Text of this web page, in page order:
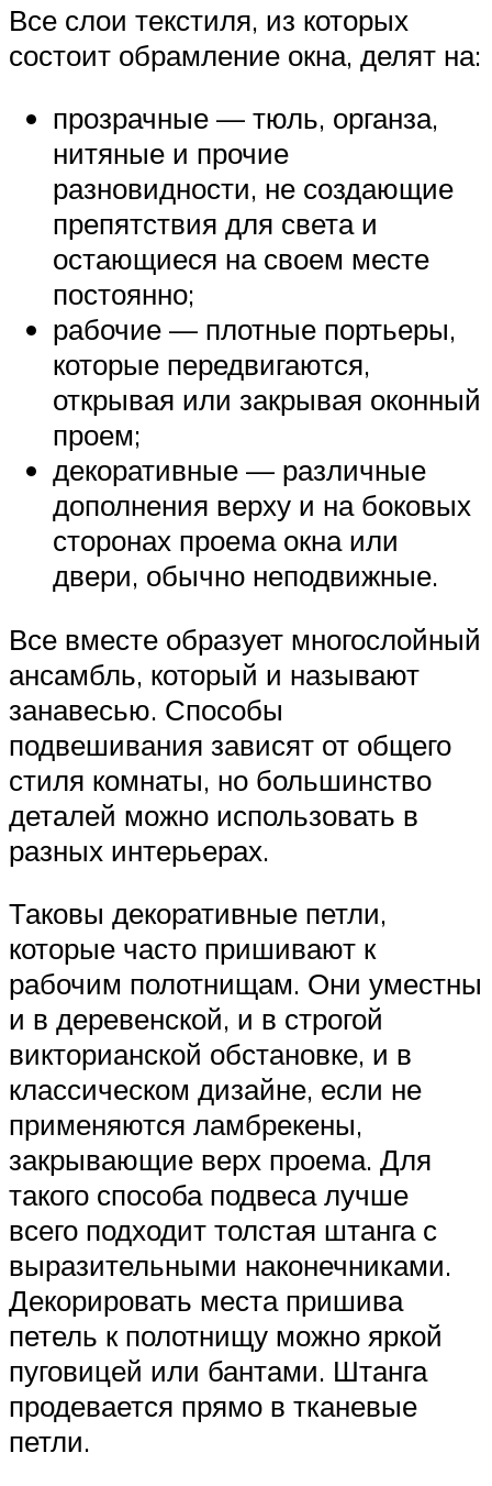
Все слои текстиля, из которых
состоит обрамление окна, делят на:
прозрачные — тюль, органза,
нитяные и прочие
разновидности, не создающие
препятствия для света и
остающиеся на своем месте
постоянно;
рабочие — плотные портьеры,
которые передвигаются,
открывая или закрывая оконный
проем;
декоративные — различные
дополнения верху и на боковых
сторонах проема окна или
двери, обычно неподвижные.
Все вместе образует многослойный
ансамбль, который и называют
занавесью. Способы
подвешивания зависят от общего
стиля комнаты, но большинство
деталей можно использовать в
разных интерьерах.
Таковы декоративные петли,
которые часто пришивают к
рабочим полотнищам. Они уместны
и в деревенской, и в строгой
викторианской обстановке, и в
классическом дизайне, если не
применяются ламбрекены,
закрывающие верх проема. Для
такого способа подвеса лучше
всего подходит толстая штанга с
выразительными наконечниками.
Декорировать места пришива
петель к полотнищу можно яркой
пуговицей или бантами. Штанга
продевается прямо в тканевые
петли.